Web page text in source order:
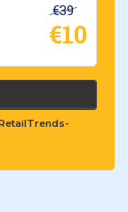
€39
€10